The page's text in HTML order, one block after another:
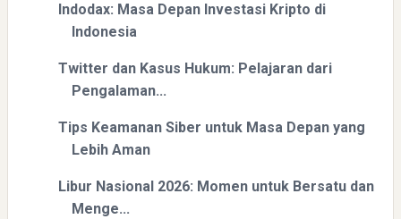
Indodax: Masa Depan Investasi Kripto di
Indonesia
Twitter dan Kasus Hukum: Pelajaran dari
Pengalaman...
Tips Keamanan Siber untuk Masa Depan yang
Lebih Aman
Libur Nasional 2026: Momen untuk Bersatu dan
Menge...